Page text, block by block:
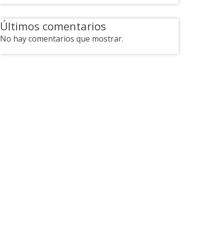
Últimos comentarios
No hay comentarios que mostrar.